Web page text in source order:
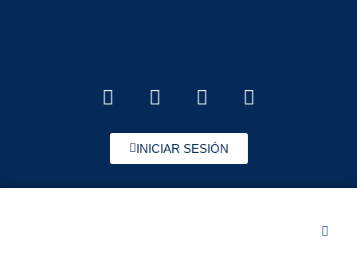
INICIAR SESIÓN